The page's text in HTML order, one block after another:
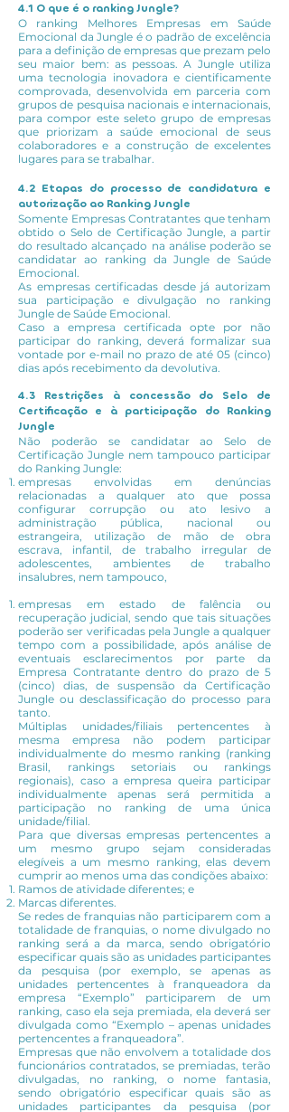
4.1 O que é o ranking Jungle?
O ranking Melhores Empresas em Saúde
Emocional da Jungle é o padrão de excelência
para a definição de empresas que prezam pelo
seu maior bem: as pessoas. A Jungle utiliza
uma tecnologia inovadora e cientificamente
comprovada, desenvolvida em parceria com
grupos de pesquisa nacionais e internacionais,
para compor este seleto grupo de empresas
que priorizam a saúde emocional de seus
colaboradores e a construção de excelentes
lugares para se trabalhar.
4.2 Etapas do processo de candidatura e
autorização ao Ranking Jungle
Somente Empresas Contratantes que tenham
obtido o Selo de Certificação Jungle, a partir
do resultado alcançado na análise poderão se
candidatar ao ranking da Jungle de Saúde
Emocional.
As empresas certificadas desde já autorizam
sua participação e divulgação no ranking
Jungle de Saúde Emocional.
Caso a empresa certificada opte por não
participar do ranking, deverá formalizar sua
vontade por e-mail no prazo de até 05 (cinco)
dias após recebimento da devolutiva.
4.3 Restrições à concessão do Selo de
Certificação e à participação do Ranking
Jungle
Não poderão se candidatar ao Selo de
Certificação Jungle nem tampouco participar
do Ranking Jungle:
empresas envolvidas em denúncias
relacionadas a qualquer ato que possa
configurar corrupção ou ato lesivo a
administração pública, nacional ou
estrangeira, utilização de mão de obra
escrava, infantil, de trabalho irregular de
adolescentes, ambientes de trabalho
insalubres, nem tampouco,
empresas em estado de falência ou
recuperação judicial, sendo que tais situações
poderão ser verificadas pela Jungle a qualquer
tempo com a possibilidade, após análise de
eventuais esclarecimentos por parte da
Empresa Contratante dentro do prazo de 5
(cinco) dias, de suspensão da Certificação
Jungle ou desclassificação do processo para
tanto.
Múltiplas unidades/filiais pertencentes à
mesma empresa não podem participar
individualmente do mesmo ranking (ranking
Brasil, rankings setoriais ou rankings
regionais), caso a empresa queira participar
individualmente apenas será permitida a
participação no ranking de uma única
unidade/filial.
Para que diversas empresas pertencentes a
um mesmo grupo sejam consideradas
elegíveis a um mesmo ranking, elas devem
cumprir ao menos uma das condições abaixo:
Ramos de atividade diferentes; e
Marcas diferentes.
Se redes de franquias não participarem com a
totalidade de franquias, o nome divulgado no
ranking será a da marca, sendo obrigatório
especificar quais são as unidades participantes
da pesquisa (por exemplo, se apenas as
unidades pertencentes à franqueadora da
empresa “Exemplo” participarem de um
ranking, caso ela seja premiada, ela deverá ser
divulgada como “Exemplo – apenas unidades
pertencentes a franqueadora”.
Empresas que não envolvem a totalidade dos
funcionários contratados, se premiadas, terão
divulgadas, no ranking, o nome fantasia,
sendo obrigatório especificar quais são as
unidades participantes da pesquisa (por